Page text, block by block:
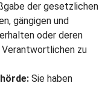
der gesetzlichen
gängigen und
oder deren
zu
Sie haben